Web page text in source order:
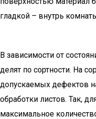
гладкой – внутрь
В зависимости от
делят по сортности. На
допускаемых дефектов
обработки листов. Так,
максимальное